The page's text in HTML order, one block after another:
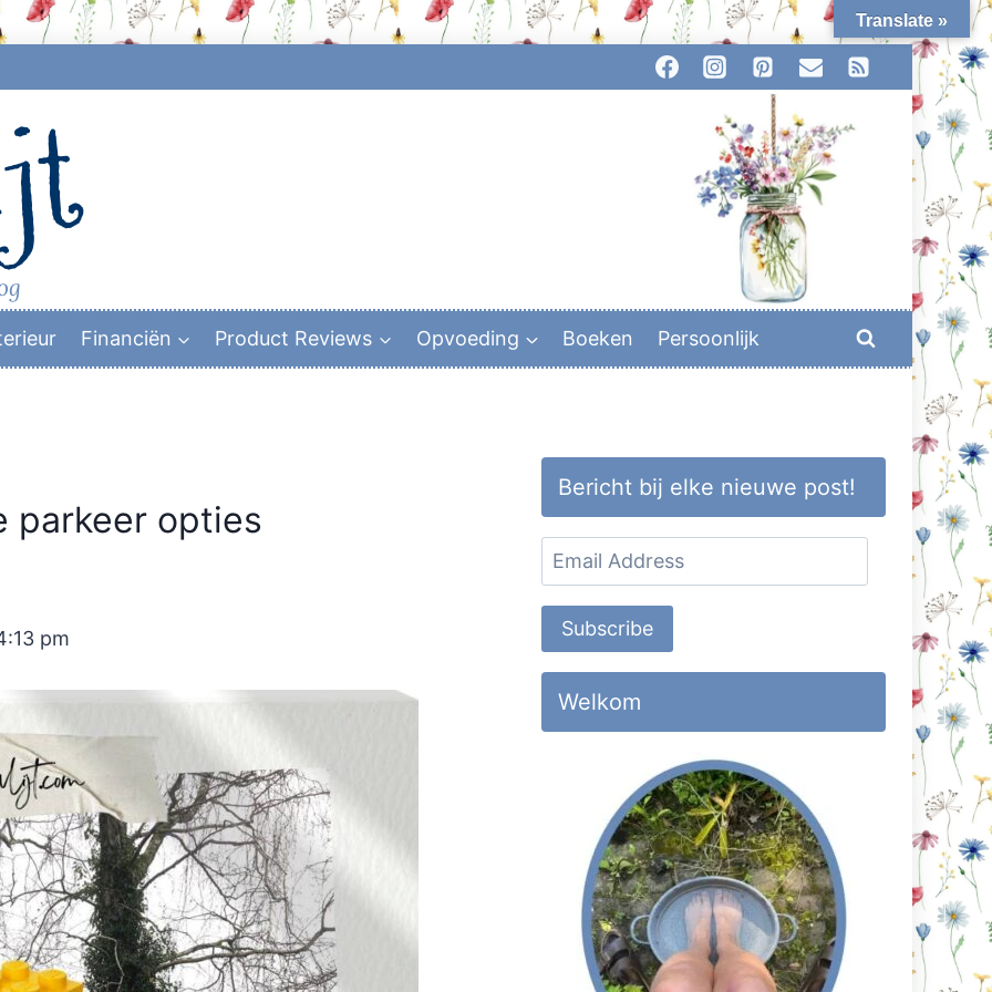
Financiën Product Reviews Opvoeding Boeken Persoonlijk
parkeer opties
pm
Bericht bij elke nieuwe post!
Email
Address
Subscribe
Welkom
Translate »